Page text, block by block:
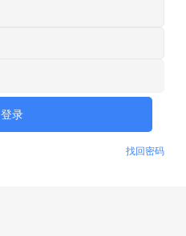
登录
找回密码